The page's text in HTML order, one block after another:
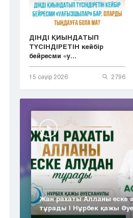
ДІНДІ ҚИЫНДАТЫП
ТҮСІНДІРЕТІН кейбір
бейресми «у...
15 сәуір 2026 2796
Жан рахаты Алланы еске
тұрады | Нұрбек қажы